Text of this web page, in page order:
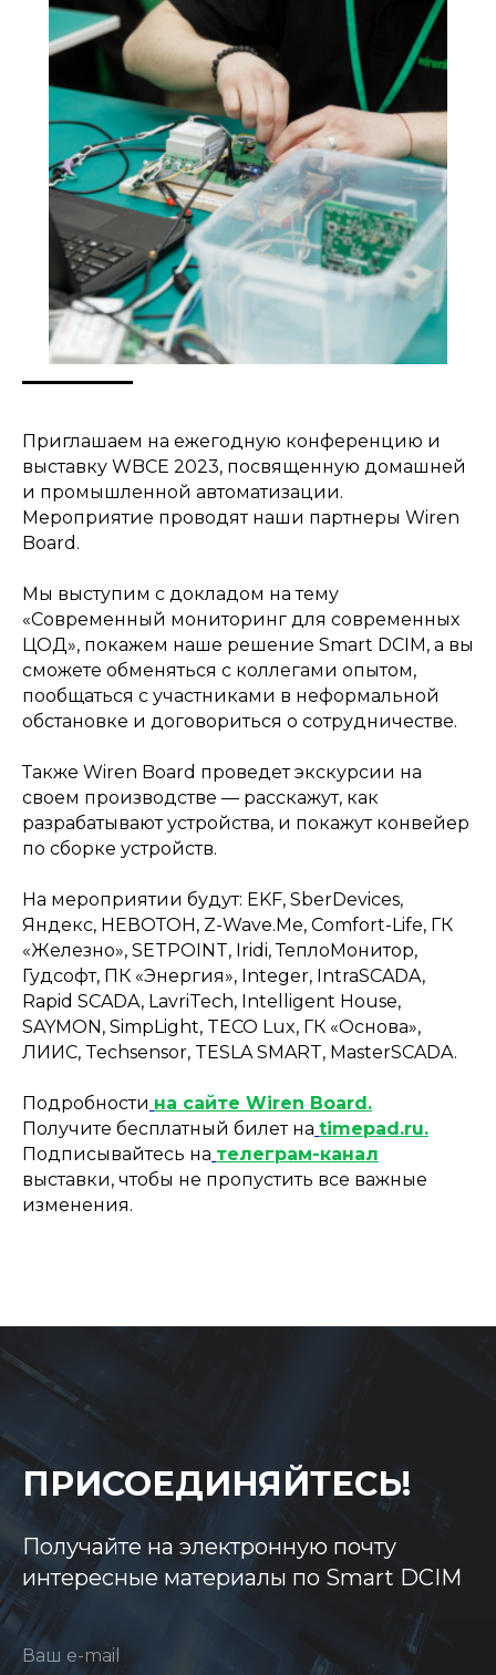
Приглашаем на ежегодную конференцию и
выставку WBCE 2023, посвященную домашней
и промышленной автоматизации.
Мероприятие проводят наши партнеры Wiren
Board.
Мы выступим с докладом на тему
«Современный мониторинг для современных
ЦОД», покажем наше решение Smart DCIM, а вы
сможете обменяться с коллегами опытом,
пообщаться с участниками в неформальной
обстановке и договориться о сотрудничестве.
Также Wiren Board проведет экскурсии на
своем производстве — расскажут, как
разрабатывают устройства, и покажут конвейер
по сборке устройств.
На мероприятии будут: EKF, SberDevices,
Яндекс, НЕВОТОН, Z-Wave.Me, Comfort-Life, ГК
«Железно», SETPOINT, Iridi, ТеплоМонитор,
Гудсофт, ПК «Энергия», Integer, IntraSCADA,
Rapid SCADA, LavriTech, Intelligent House,
SAYMON, SimpLight, TECO Lux, ГК «Основа»,
ЛИИС, Techsensor, TESLA SMART, MasterSCADA.
Подробности на сайте Wiren Board.
Получите бесплатный билет на timepad.ru.
Подписывайтесь на телеграм-канал
выставки, чтобы не пропустить все важные
изменения.
ПРИСОЕДИНЯЙТЕСЬ!
Получайте на электронную почту
интересные материалы по Smart DCIM
Ваш e-mail